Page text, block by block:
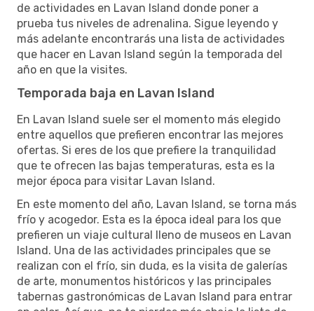
de actividades en Lavan Island donde poner a
prueba tus niveles de adrenalina. Sigue leyendo y
más adelante encontrarás una lista de actividades
que hacer en Lavan Island según la temporada del
año en que la visites.
Temporada baja en Lavan Island
En Lavan Island suele ser el momento más elegido
entre aquellos que prefieren encontrar las mejores
ofertas. Si eres de los que prefiere la tranquilidad
que te ofrecen las bajas temperaturas, esta es la
mejor época para visitar Lavan Island.
En este momento del año, Lavan Island, se torna más
frío y acogedor. Esta es la época ideal para los que
prefieren un viaje cultural lleno de museos en Lavan
Island. Una de las actividades principales que se
realizan con el frío, sin duda, es la visita de galerías
de arte, monumentos históricos y las principales
tabernas gastronómicas de Lavan Island para entrar